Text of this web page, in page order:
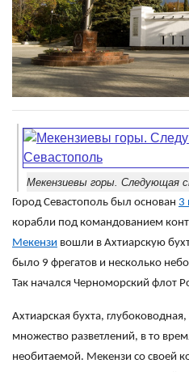
Мекензиевы горы. Следующая
Город Севастополь был основан 3
корабли под командованием
Мекензи вошли в Ахтиарскую
было 9 фрегатов и несколько
Так начался Черноморский флот
Ахтиарская бухта,
множество разветлений, в то
необитаемой. Мекензи со своей